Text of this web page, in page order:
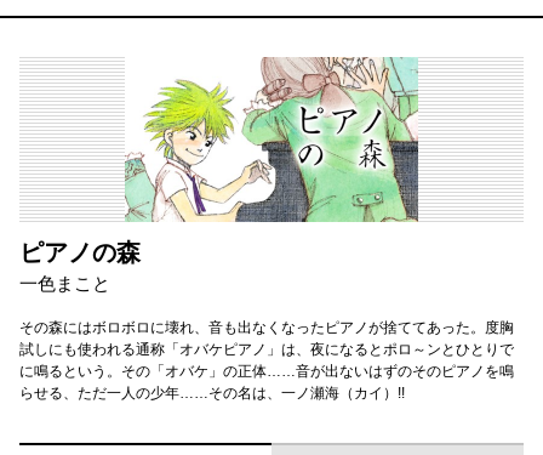
ピアノの森
一色まこと
その森にはボロボロに壊れ、音も出なくなったピアノが捨ててあった。度胸
試しにも使われる通称「オバケピアノ」は、夜になるとポロ～ンとひとりで
に鳴るという。その「オバケ」の正体……音が出ないはずのそのピアノを鳴
らせる、ただ一人の少年……その名は、一ノ瀬海（カイ）!!